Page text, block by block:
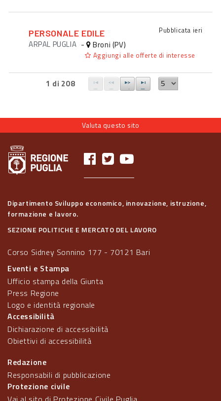
PERSONALE EDILE Pubblicata ieri
ARPAL PUGLIA - Broni (PV)
Aggiungi alle offerte di interesse
1 di 208
Valuta questo sito
Dipartimento Sviluppo economico, innovazione, istruzione,
formazione e lavoro.
SEZIONE POLITICHE E MERCATO DEL LAVORO
Corso Sidney Sonnino 177 - 70121 Bari
Eventi e Stampa
Ufficio stampa della Giunta
Press Regione
Logo e identità regionale
Accessibilità
Dichiarazione di accessibilità
Obiettivi di accessibilità
Redazione
Responsabili di pubblicazione
Protezione civile